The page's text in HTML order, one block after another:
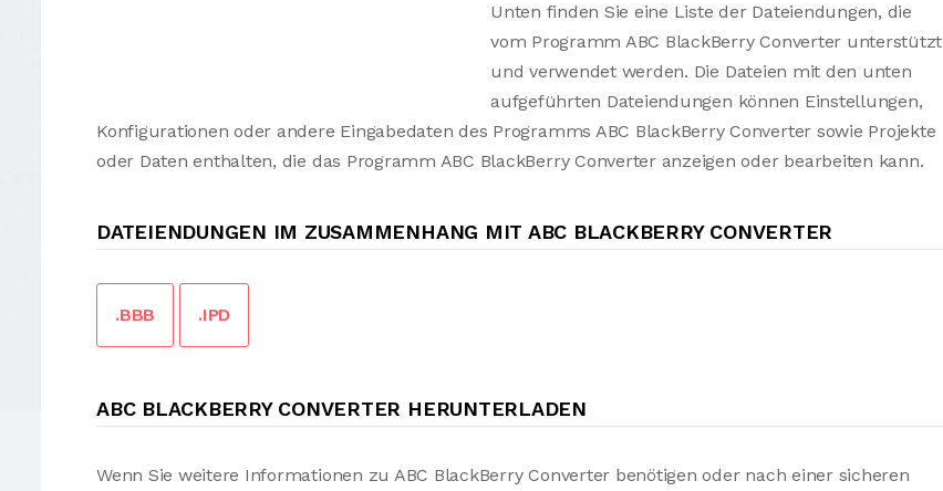
Unten finden Sie eine Liste der Dateiendungen, die
vom Programm ABC BlackBerry Converter unterstützt
und verwendet werden. Die Dateien mit den unten
aufgeführten Dateiendungen können Einstellungen,
Konfigurationen oder andere Eingabedaten des Programms ABC BlackBerry Converter sowie Projekte
oder Daten enthalten, die das Programm ABC BlackBerry Converter anzeigen oder bearbeiten kann.
DATEIENDUNGEN IM ZUSAMMENHANG MIT ABC BLACKBERRY CONVERTER
.BBB .IPD
ABC BLACKBERRY CONVERTER HERUNTERLADEN
Wenn Sie weitere Informationen zu ABC BlackBerry Converter benötigen oder nach einer sicheren